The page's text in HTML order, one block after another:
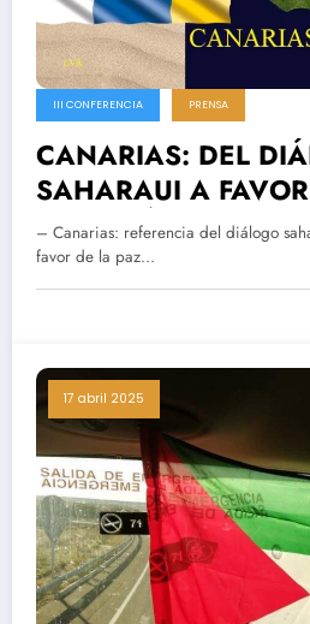
III CONFERENCIA PRENSA
CANARIAS: DEL
SAHARAUI A
EN EL SÁHARA
– Canarias: referencia del diálogo
favor de la paz…
17 abril 2025